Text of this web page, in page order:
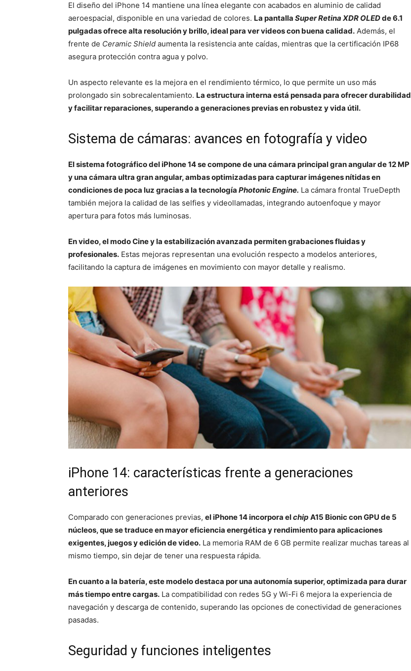
El diseño del iPhone 14 mantiene una línea elegante con acabados en aluminio de calidad
aeroespacial, disponible en una variedad de colores. La pantalla Super Retina XDR OLEDde 6.1
pulgadas ofrece alta resolución y brillo, ideal para ver videos con buena calidad. Además, el
frente de Ceramic Shield aumenta la resistencia ante caídas, mientras que la certificación IP68
asegura protección contra agua y polvo.
Un aspecto relevante es la mejora en el rendimiento térmico, lo que permite un uso más
prolongado sin sobrecalentamiento. La estructura interna está pensada para ofrecer durabilidad
y facilitar reparaciones, superando a generaciones previas en robustez y vida útil.
Sistema de cámaras: avances en fotografía y video
El sistema fotográfico del iPhone 14 se compone de una cámara principal gran angular de 12 MP
y una cámara ultra gran angular, ambas optimizadas para capturar imágenes nítidas en
condiciones de poca luz gracias a la tecnología Photonic Engine. La cámara frontal TrueDepth
también mejora la calidad de las selfies y videollamadas, integrando autoenfoque y mayor
apertura para fotos más luminosas.
En video, el modo Cine y la estabilización avanzada permiten grabaciones fluidas y
profesionales. Estas mejoras representan una evolución respecto a modelos anteriores,
facilitando la captura de imágenes en movimiento con mayor detalle y realismo.
iPhone 14: características frente a generaciones
anteriores
Comparado con generaciones previas, el iPhone 14 incorpora elchip A15 Bionic con GPU de 5
núcleos, que se traduce en mayor eficiencia energética y rendimiento para aplicaciones
exigentes, juegos y edición de video. La memoria RAM de 6 GB permite realizar muchas tareas al
mismo tiempo, sin dejar de tener una respuesta rápida.
En cuanto a la batería, este modelo destaca por una autonomía superior, optimizada para durar
más tiempo entre cargas. La compatibilidad con redes 5G y Wi-Fi 6 mejora la experiencia de
navegación y descarga de contenido, superando las opciones de conectividad de generaciones
pasadas.
Seguridad y funciones inteligentes